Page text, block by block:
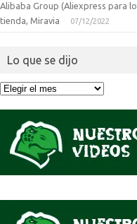
Alibaba Group (Aliexpress para
tienda, Miravia
07/12/2022
Lo que se dijo
Lo